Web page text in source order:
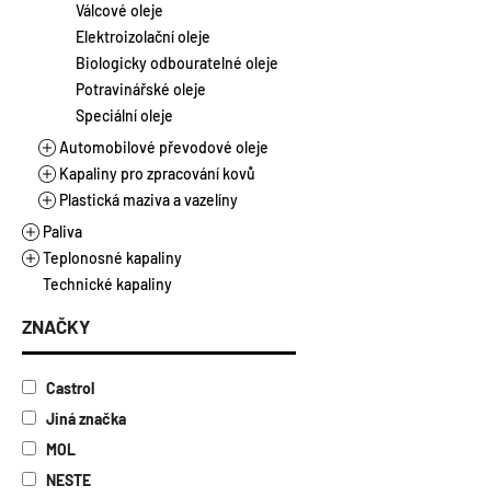
Válcové oleje
Elektroizolační oleje
Biologicky odbouratelné oleje
Potravinářské oleje
Speciální oleje
Automobilové převodové oleje
Manuální převodovky
Automatické převodovky
Kapaliny pro zpracování kovů
Řezné oleje vodou mísitelné
Řezné oleje vodou nemísitelné
Plastická maziva a vazelíny
Plastická maziva
Vazelíny
Paliva
Alkylátová paliva
Ethanol E85
Topný olej
Teplonosné kapaliny
Topné a chladicí kapaliny
Technické kapaliny
ZNAČKY
Castrol
Jiná značka
MOL
NESTE